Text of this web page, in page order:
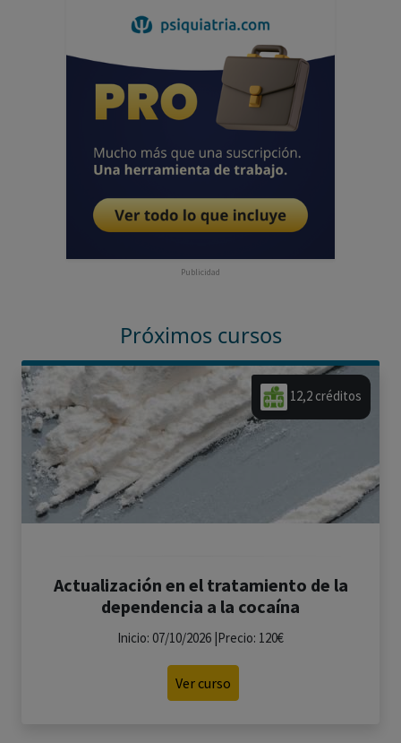
Publicidad
Próximos cursos
12,2 créditos
Actualización en el tratamiento de la
dependencia a la cocaína
Inicio: 07/10/2026 |Precio: 120€
Ver curso